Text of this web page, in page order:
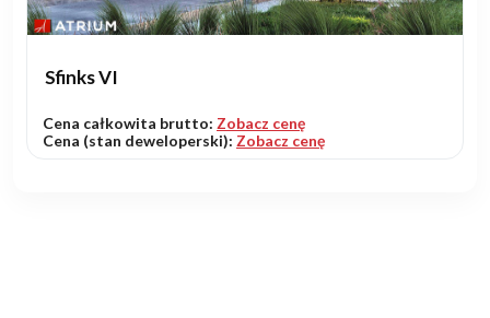
Sfinks VI
Cena całkowita brutto: Zobacz cenę
Cena (stan deweloperski): Zobacz cenę